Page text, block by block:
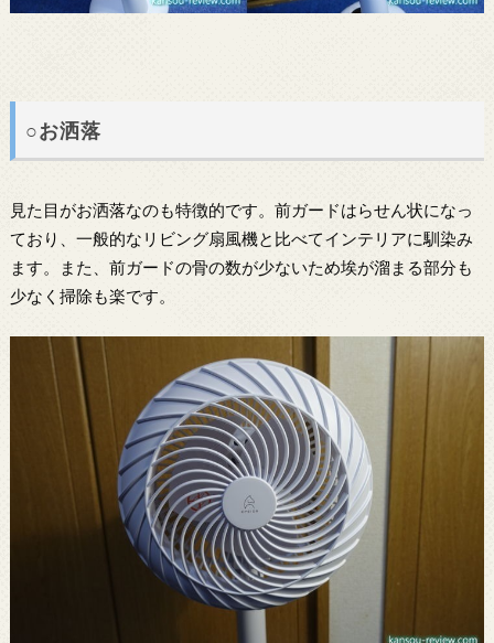
○お洒落
見た目がお洒落なのも特徴的です。前ガードはらせん状になっ
ており、一般的なリビング扇風機と比べてインテリアに馴染み
ます。また、前ガードの骨の数が少ないため埃が溜まる部分も
少なく掃除も楽です。